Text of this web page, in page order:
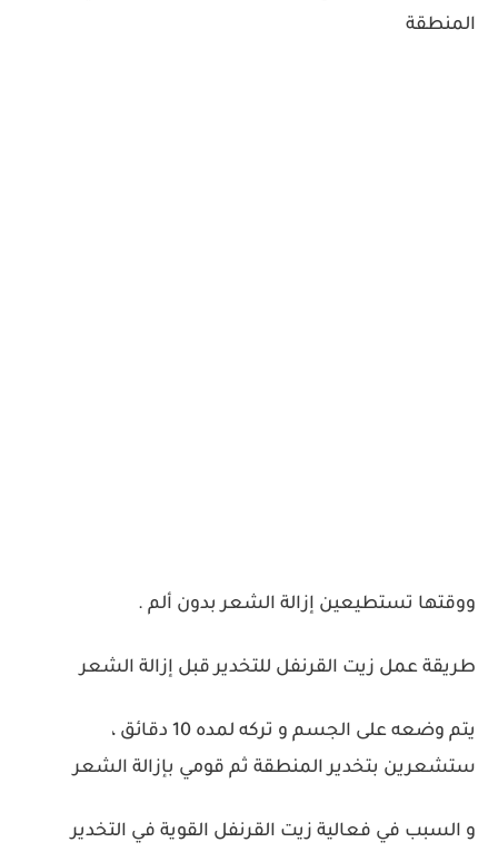
المنطقة
ووقتها تستطيعين إزالة الشعر بدون ألم .
طريقة عمل زيت القرنفل للتخدير قبل إزالة الشعر
يتم وضعه على الجسم و تركه لمده 10 دقائق ،
ستشعرين بتخدير المنطقة ثم قومي بإزالة الشعر
و السبب في فعالية زيت القرنفل القوية في التخدير